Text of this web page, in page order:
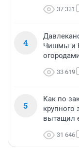
37 331
4
Чишмы и
33 619
5
Как по
крупного
вытащил
31 646